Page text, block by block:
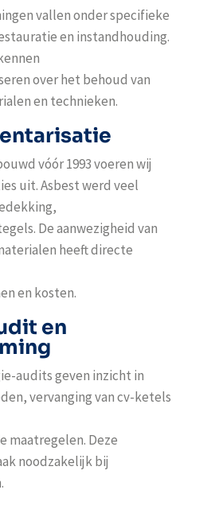
vallen onder specifieke
en instandhouding.
over het behoud van
en technieken.
vóór 1993 voeren wij
uit. Asbest werd veel
De aanwezigheid van
heeft directe
en kosten.
en
audits geven inzicht in
vervanging van cv-ketels
maatregelen. Deze
noodzakelijk bij